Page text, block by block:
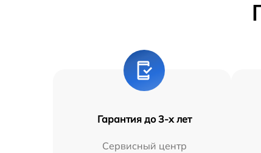
Гарантия до 3-х лет
Сервисный центр